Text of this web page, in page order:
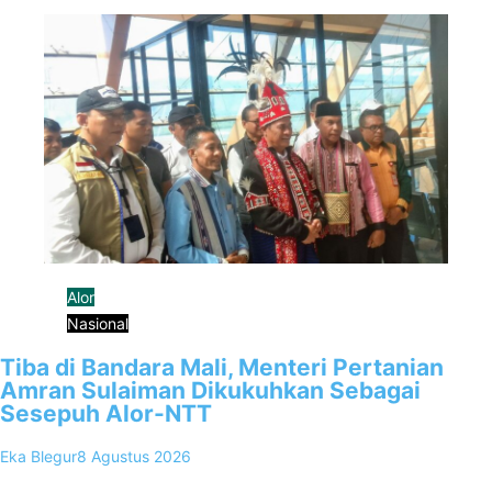
Alor
Nasional
Tiba di Bandara Mali, Menteri Pertanian
Amran Sulaiman Dikukuhkan Sebagai
Sesepuh Alor-NTT
Eka Blegur8 Agustus 2026